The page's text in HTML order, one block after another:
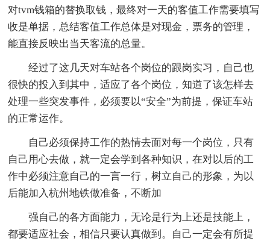
对tvm钱箱的替换取钱，最终对一天的客值工作需要填写
收是单据，总结客值工作总体是对现金，票务的管理，
能直接反映出当天客流的总量。
经过了这几天对车站各个岗位的跟岗实习，自己也
很快的投入到其中，适应了各个岗位，知道了该怎样去
处理一些突发事件，必须要以“安全”为前提，保证车站
的正常运作。
自己必须保持工作的热情去面对每一个岗位，只有
自己用心去做，就一定会学到各种知识，在对以后的工
作中必须注意自己的一言一行，树立自己的形象，为以
后能加入杭州地铁做准备，不断加
强自己的各方面能力，无论是行为上还是技能上，
都要适应社会，相信只要认真做到。自己一定会有所提